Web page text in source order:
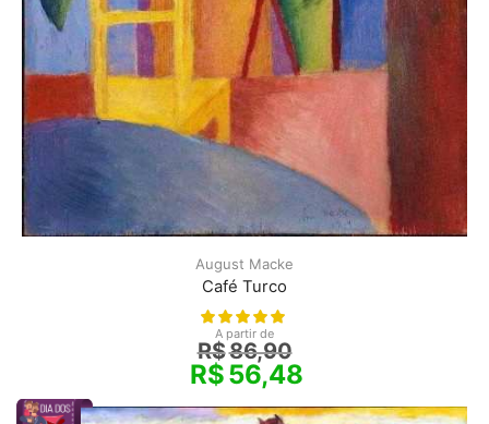
August Macke
Café Turco
A partir de
R$86,90
R$56,48